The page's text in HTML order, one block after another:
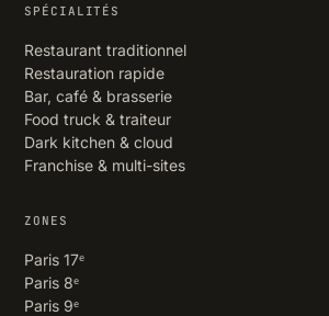
SPÉCIALITÉS
Restaurant traditionnel
Restauration rapide
Bar, café & brasserie
Food truck & traiteur
Dark kitchen & cloud
Franchise & multi-sites
ZONES
Paris 17ᵉ
Paris 8ᵉ
Paris 9ᵉ